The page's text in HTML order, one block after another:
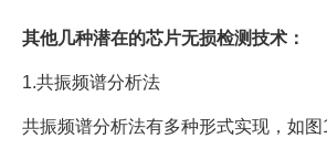
其他几种潜在的芯片无损检测技术：
1.共振频谱分析法
共振频谱分析法有多种形式实现，如